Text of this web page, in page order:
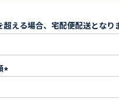
える場合、宅配便配送となり
必